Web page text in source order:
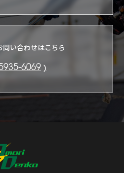
問い合わせはこちら
6069